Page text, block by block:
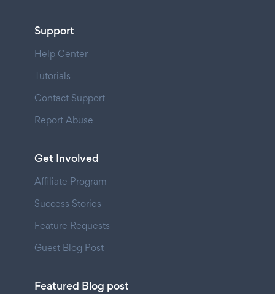
Support
Help Center
Tutorials
Contact Support
Report Abuse
Get Involved
Affiliate Program
Success Stories
Feature Requests
Guest Blog Post
Featured Blog post